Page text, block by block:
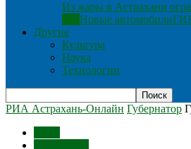
Из жары в Астрахани
Новые автомобили
Другие
Культура
Наука
Технологии
РИА Астрахань-Онлайн Губернатор